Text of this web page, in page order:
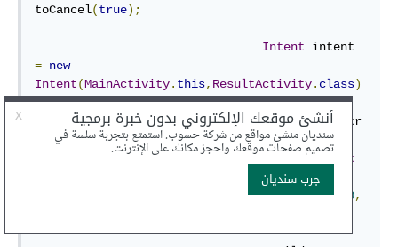
toCancel(true);
Intent
= new
Intent(MainActivity. this, ResultActivity. class)
;
				intent
.putExtr
DESC_KEY,detailText);
PendingIntent
MainActivity.this 0,